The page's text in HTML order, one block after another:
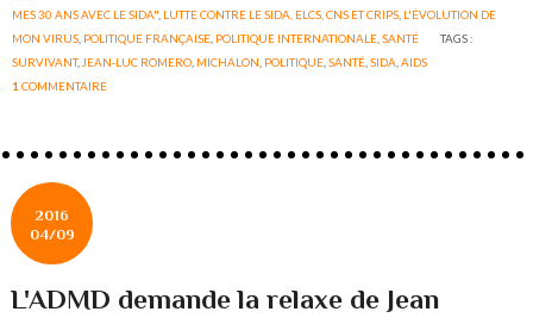
MES 30 ANS AVEC LE SIDA" LUTTE CONTRE LE SIDA, ELCS, CNS ET CRIPS L'ÉVOLUTION DE
MON VIRUS POLITIQUE FRANÇAISE POLITIQUE INTERNATIONALE ,SANTÉ
TAGS :
SURVIVANT, JEAN-LUC ROMERO MICHALON POLITIQUE ,SANTÉ ,SIDA ,AIDS
1 COMMENTAIRE
2016
04/09
L'ADMD demande la relaxe de Jean